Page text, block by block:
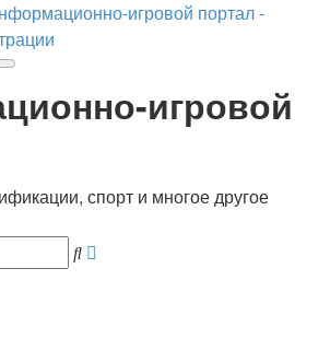
игровой портал -
игровой
спорт и многое другое
Поиск